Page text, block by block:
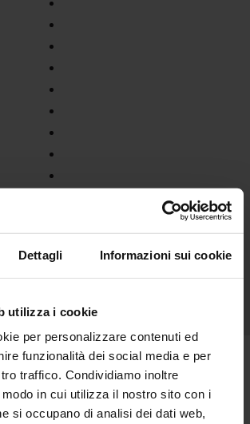
Dettagli Informazioni sui cookie
utilizza i cookie
per personalizzare contenuti ed
funzionalità dei social media e per
traffico. Condividiamo inoltre
in cui utilizza il nostro sito con i
si occupano di analisi dei dati web,
26
Lug